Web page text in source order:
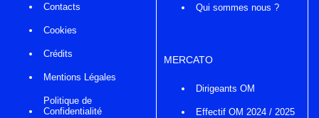
Contacts
Cookies
Crédits
Mentions Légales
Politique de
Confidentialité
Qui sommes nous ?
MERCATO
Dirigeants OM
Effectif OM 2024 / 2025